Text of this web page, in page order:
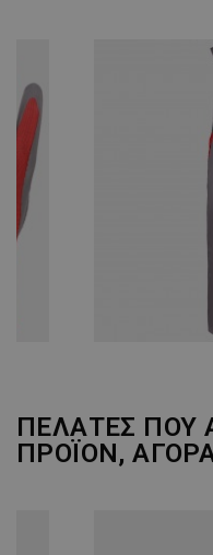
ΠΕΛΆΤΕΣ ΠΟΥ
ΠΡΟΪΌΝ,